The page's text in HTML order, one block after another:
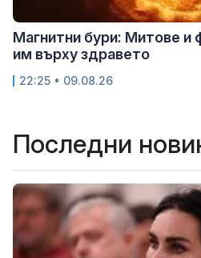
Магнитни бури: Митове и
им върху здравето
22:25 • 09.08.26
Последни